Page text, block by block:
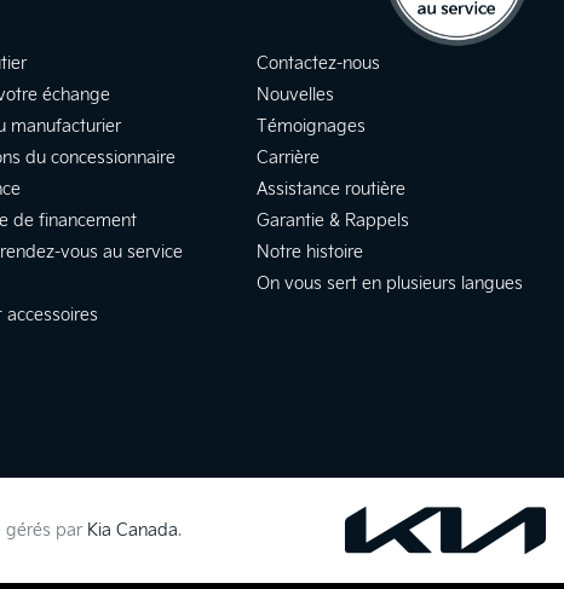
échange
manufacturier
du concessionnaire
de financement
vous au service
accessoires
Contactez-nous
Nouvelles
Témoignages
Carrière
Assistance routière
Garantie & Rappels
Notre histoire
On vous sert en plusieurs langues
gérés par Kia Canada.